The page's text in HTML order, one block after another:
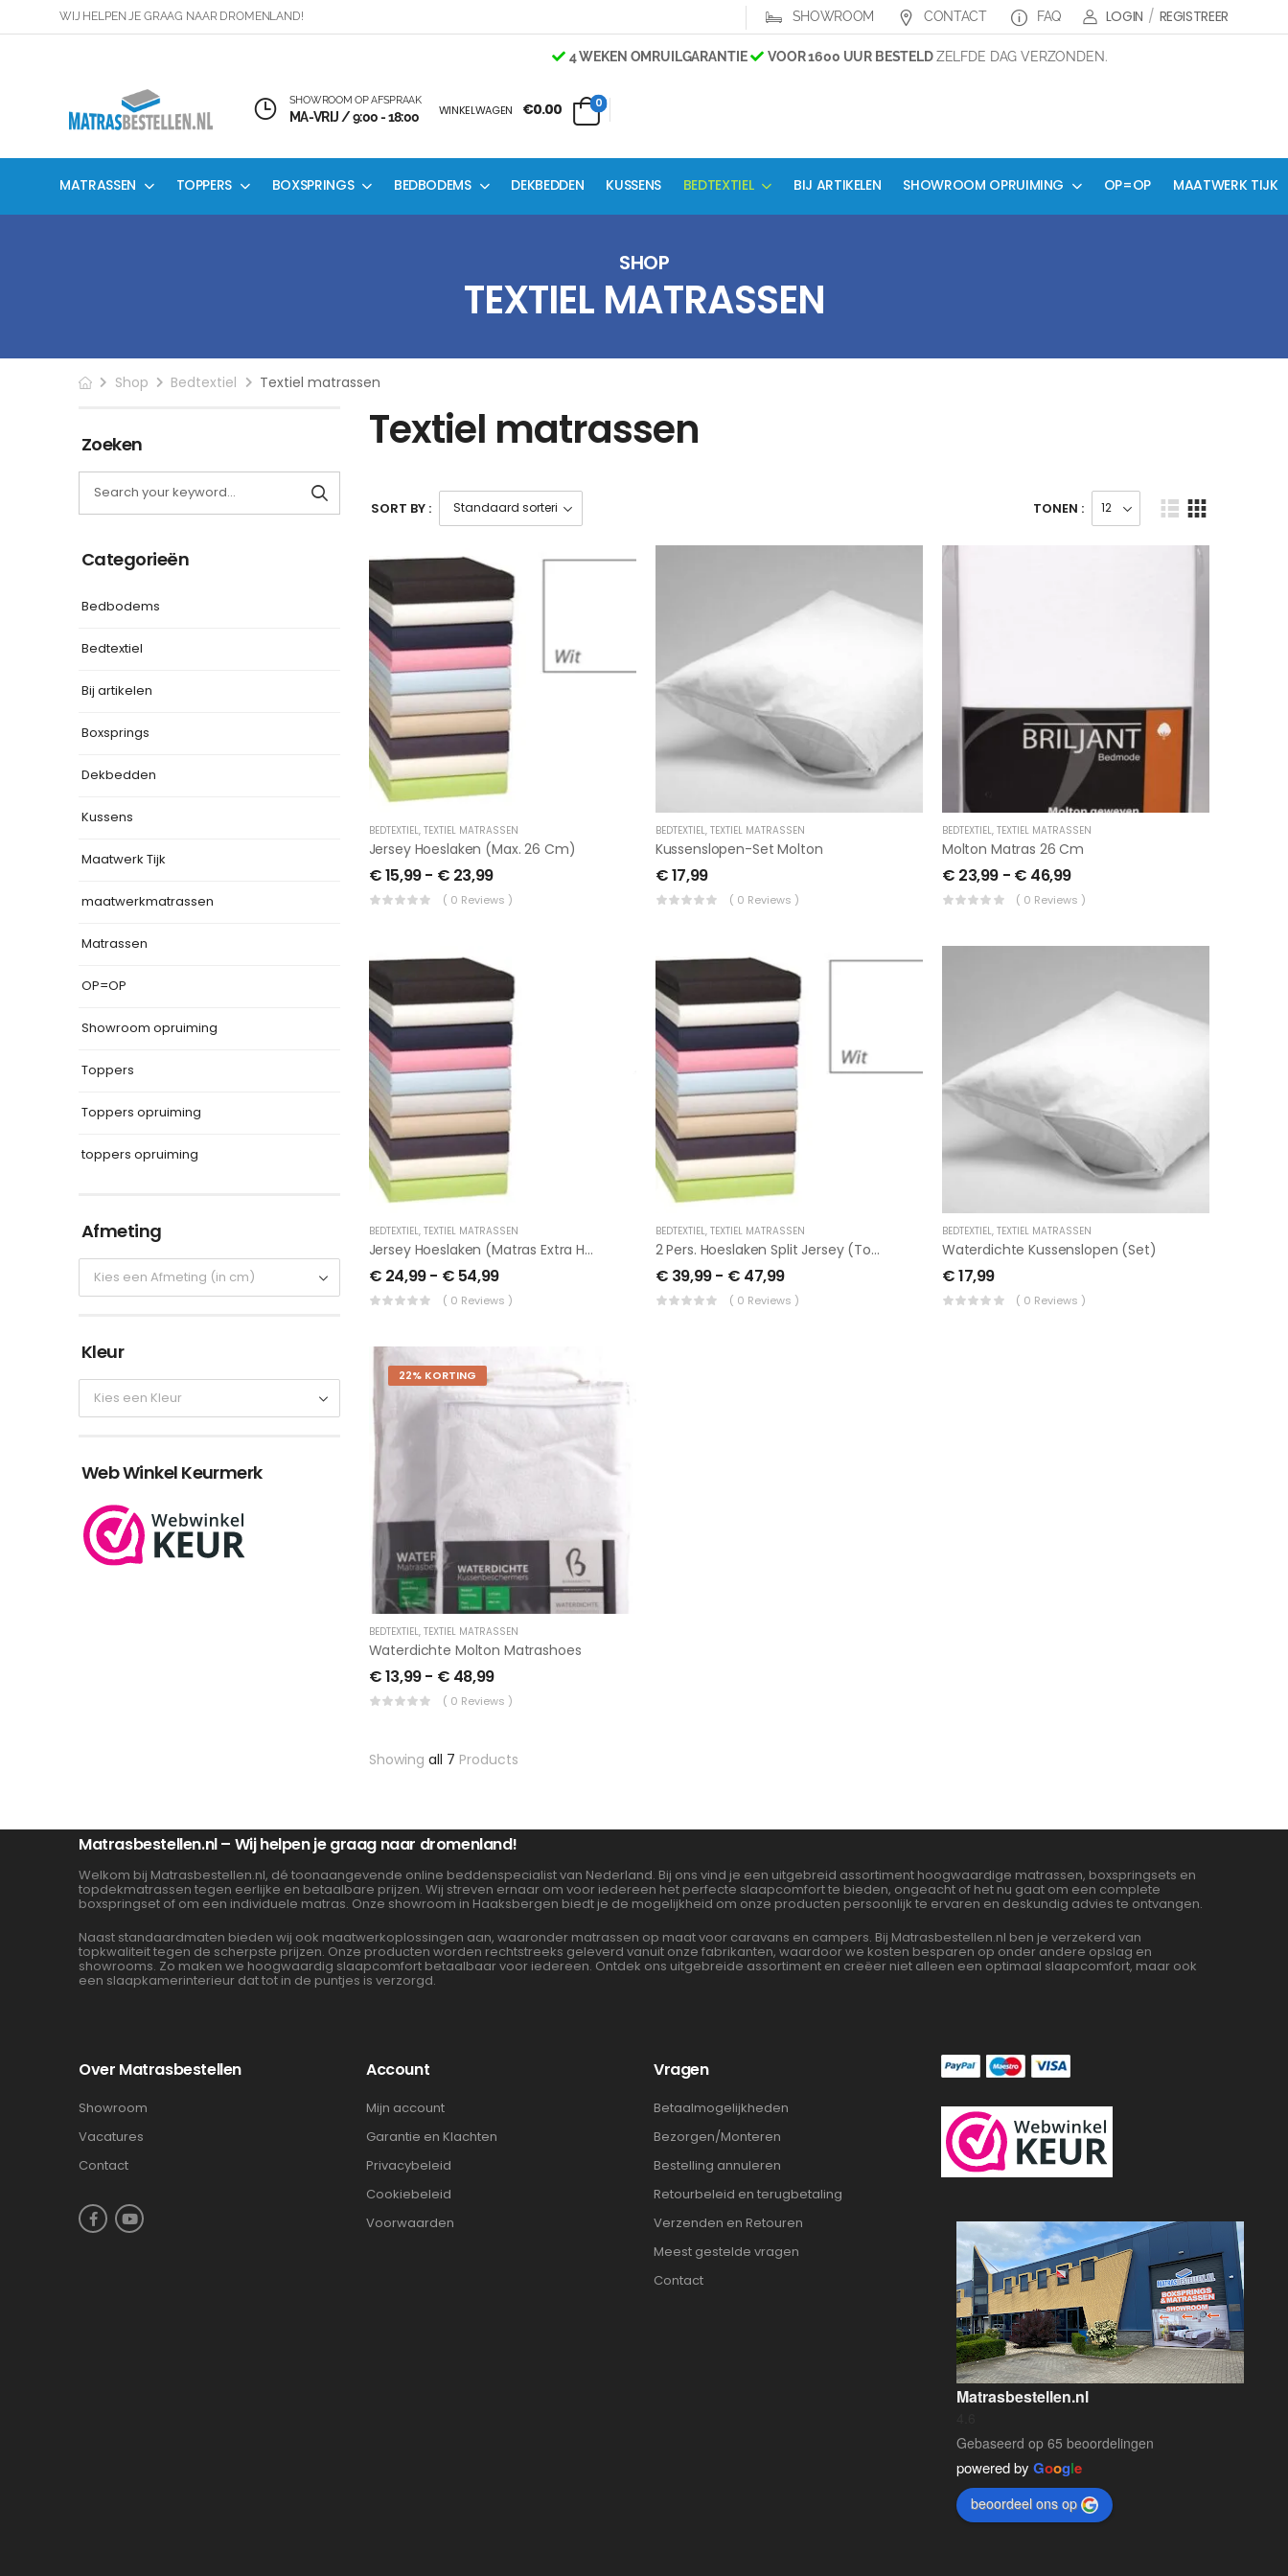
WIJ HELPEN JE GRAAG NAAR DROMENLAND! SHOWROOM CONTACT FAQ LOGIN / REGISTREER
4 WEKEN OMRUILGARANTIE VOOR 1600 UUR BESTELDZELFDE DAG VERZONDEN.
SHOWROOM OP AFSPRAAK
MA-VRIJ / 9:00 - 18:00 WINKELWAGEN €0.00 0
MATRASSEN TOPPERS BOXSPRINGS BEDBODEMS DEKBEDDEN KUSSENS BEDTEXTIEL BIJ ARTIKELEN SHOWROOM OPRUIMING OP=OP MAATWERK TIJK
SHOP
TEXTIEL MATRASSEN
Shop Bedtextiel Textiel matrassen
Zoeken
Categorieën
Bedbodems
Bedtextiel
Bij artikelen
Boxsprings
Dekbedden
Kussens
Maatwerk Tijk
maatwerkmatrassen
Matrassen
OP=OP
Showroom opruiming
Toppers
Toppers opruiming
toppers opruiming
Afmeting
Kleur
Web Winkel Keurmerk
Textiel matrassen
SORT BY : TONEN :
BEDTEXTIEL, TEXTIEL MATRASSEN
Jersey Hoeslaken (max. 26 Cm)
€15,99- € 23,99
( 0 Reviews )
BEDTEXTIEL, TEXTIEL MATRASSEN
Kussenslopen-Set Molton
€17,99
( 0 Reviews )
BEDTEXTIEL, TEXTIEL MATRASSEN
Molton Matras 26 Cm
€ 23,99 - € 46,99
( 0 Reviews )
BEDTEXTIEL, TEXTIEL MATRASSEN
Jersey Hoeslaken (Matras Extra Hoog)
€ 24,99- € 54,99
( 0 Reviews )
BEDTEXTIEL, TEXTIEL MATRASSEN
2 Pers. Hoeslaken Split Jersey (tot 26 Cm)
€ 39,99- € 47,99
( 0 Reviews )
BEDTEXTIEL, TEXTIEL MATRASSEN
Waterdichte Kussenslopen (set)
€17,99
( 0 Reviews )
22% KORTING
BEDTEXTIEL, TEXTIEL MATRASSEN
Waterdichte Molton Matrashoes
€13,99- € 48,99
( 0 Reviews )
Showing all 7 Products
Matrasbestellen.nl – Wij helpen je graag naar dromenland!
Welkom bij Matrasbestellen.nl, dé toonaangevende online beddenspecialist van Nederland. Bij ons vind je een uitgebreid assortiment hoogwaardige matrassen, boxspringsets en
topdekmatrassen tegen eerlijke en betaalbare prijzen. Wij streven ernaar om voor iedereen het perfecte slaapcomfort te bieden, ongeacht of het nu gaat om een complete
boxspringset of om een individuele matras. Onze showroom in Haaksbergen biedt je de mogelijkheid om onze producten persoonlijk te ervaren en deskundig advies te ontvangen.
Naast standaardmaten bieden wij ook maatwerkoplossingen aan, waaronder matrassen op maat voor caravans en campers. Bij Matrasbestellen.nl ben je verzekerd van
topkwaliteit tegen de scherpste prijzen. Onze producten worden rechtstreeks geleverd vanuit onze fabrikanten, waardoor we kosten besparen op onder andere opslag en
showrooms. Zo maken we hoogwaardig slaapcomfort betaalbaar voor iedereen. Ontdek ons uitgebreide assortiment en creëer niet alleen een optimaal slaapcomfort, maar ook
een slaapkamerinterieur dat tot in de puntjes is verzorgd.
Over Matrasbestellen
Showroom
Vacatures
Contact
Account
Mijn account
Garantie en Klachten
Privacybeleid
Cookiebeleid
Voorwaarden
Vragen
Betaalmogelijkheden
Bezorgen/Monteren
Bestelling annuleren
Retourbeleid en terugbetaling
Verzenden en Retouren
Meest gestelde vragen
Contact
Matrasbestellen.nl
Gebaseerd op 65 beoordelingen
powered by Google
beoordeel ons op